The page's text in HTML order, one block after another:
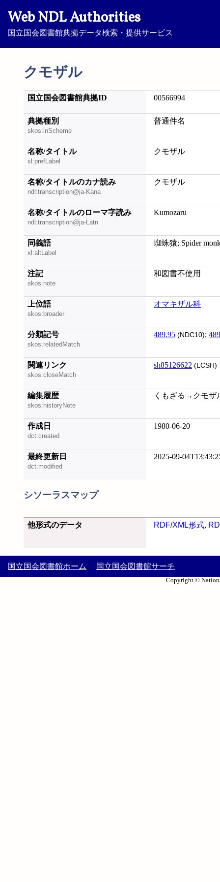
Web NDL Authorities
国立国会図書館典拠データ検索・提供サービス
クモザル
国立国会図書館典拠ID 00566994
典拠種別
skos:inScheme
普通件名
名称/タイトル
xl:prefLabel
クモザル
名称/タイトルのカナ読み
ndl:transcription@ja-Kana
クモザル
名称/タイトルのローマ字読み
ndl:transcription@ja-Latn
Kumozaru
同義語
xl:altLabel
蜘蛛猿; Spider
注記
skos:note
和図書不使用
上位語
skos:broader
オマキザル科
分類記号
skos:relatedMatch
489.95 (NDC10);
関連リンク
skos:closeMatch
sh85126622 (LCSH)
編集履歴
skos:historyNote
くもざる→クモザ
作成日
dct:created
1980-06-20
最終更新日
dct:modified
2025-09-
シソーラスマップ
他形式のデータ RDF/XML形式,
国立国会図書館ホーム 国立国会図書館サーチ
Copyright ©